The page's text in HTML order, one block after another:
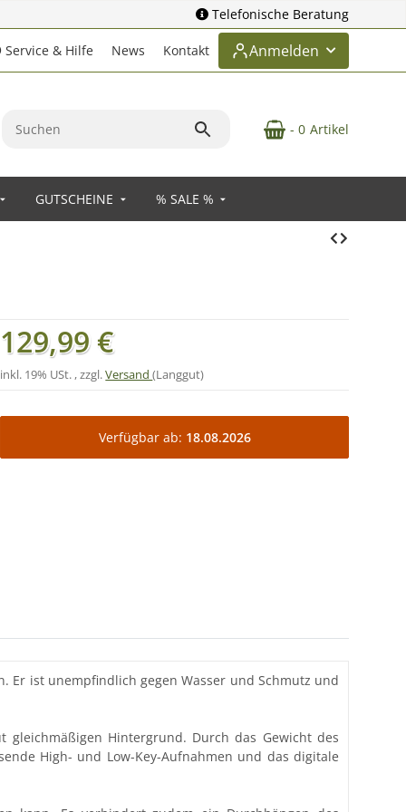
Telefonische Beratung
Service & Hilfe News Kontakt Anmelden
- 0 Artikel
GUTSCHEINE % SALE %
129,99 €
inkl. 19% USt. , zzgl.Versand(Langgut)
Verfügbar ab: 18.08.2026
ist unempfindlich gegen Wasser und Schmutz und
gleichmäßigen Hintergrund. Durch das Gewicht des
High- und Low-Key-Aufnahmen und das digitale